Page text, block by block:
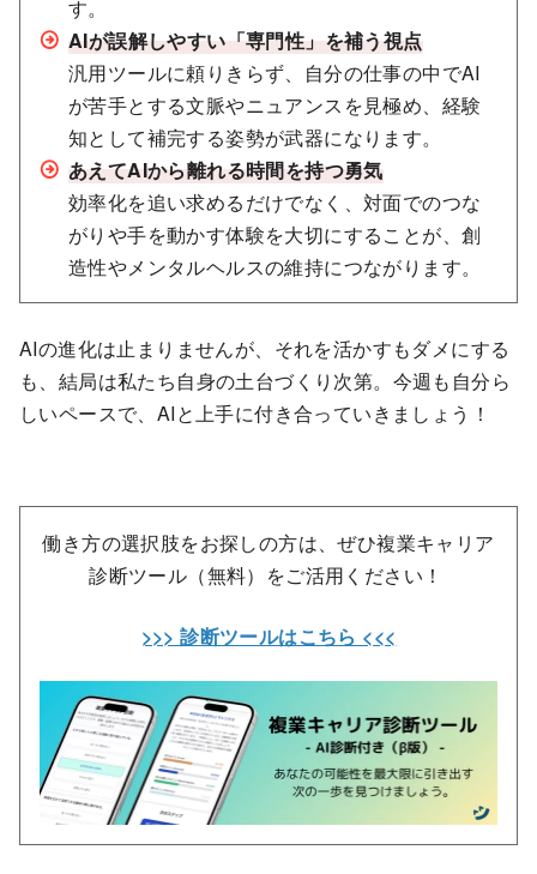
す。
AIが誤解しやすい「専門性」を補う視点
汎用ツールに頼りきらず、自分の仕事の中でAI
が苦手とする文脈やニュアンスを見極め、経験
知として補完する姿勢が武器になります。
あえてAIから離れる時間を持つ勇気
効率化を追い求めるだけでなく、対面でのつな
がりや手を動かす体験を大切にすることが、創
造性やメンタルヘルスの維持につながります。
AIの進化は止まりませんが、それを活かすもダメにする
も、結局は私たち自身の土台づくり次第。今週も自分ら
しいペースで、AIと上手に付き合っていきましょう！
働き方の選択肢をお探しの方は、ぜひ複業キャリア
診断ツール（無料）をご活用ください！
>>> 診断ツールはこちら <<<